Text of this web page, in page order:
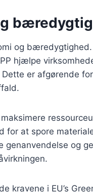
og
hjælpe
er afgørende
for at spore
genanvendelse og
kravene i EU’s